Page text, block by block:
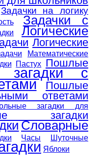
Задачки на логику
Задачки с
Логические
Логические
Математические
Пастух Пошлые
загадки с
Пошлые
ответами
загадки для
загадки
Словарные
Часы
Шуточные
Яблоки